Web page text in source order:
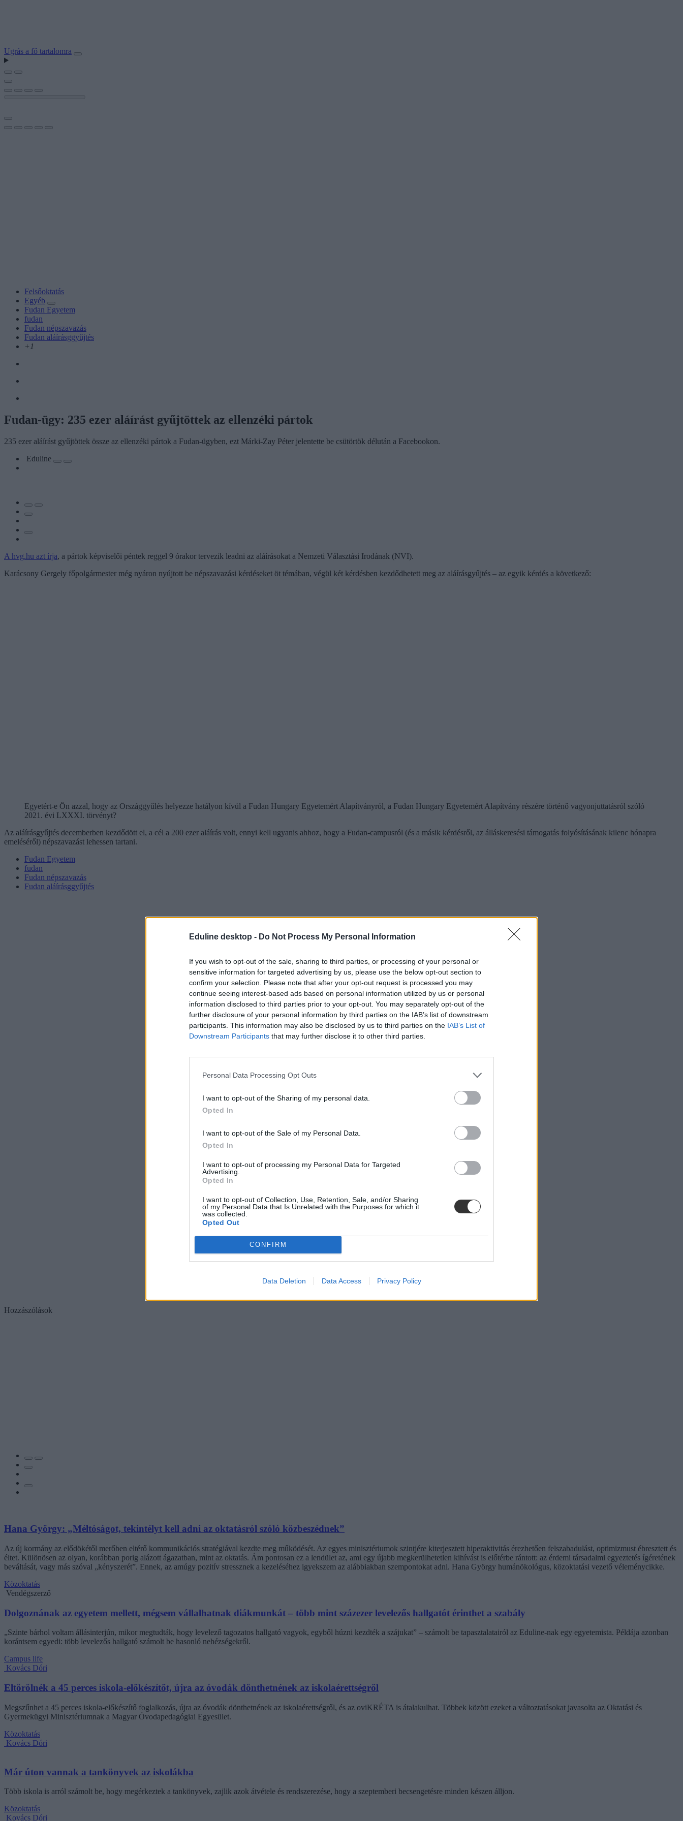
Eduline desktop - Do Not Process My Personal Information
If you wish to opt-out of the sale, sharing to third parties, or processing of your personal or
sensitive information for targeted advertising by us, please use the below opt-out section to
confirm your selection. Please note that after your opt-out request is processed you may
continue seeing interest-based ads based on personal information utilized by us or personal
information disclosed to third parties prior to your opt-out. You may separately opt-out of the
further disclosure of your personal information by third parties on the IAB’s list of downstream
participants. This information may also be disclosed by us to third parties on the IAB’s List of
Downstream Participants that may further disclose it to other third parties.
Personal Data Processing Opt Outs
I want to opt-out of the Sharing of my personal data.
Opted In
I want to opt-out of the Sale of my Personal Data.
Opted In
I want to opt-out of processing my Personal Data for Targeted
Advertising.
Opted In
I want to opt-out of Collection, Use, Retention, Sale, and/or Sharing
of my Personal Data that Is Unrelated with the Purposes for which it
was collected.
Opted Out
CONFIRM
Data Deletion Data Access Privacy Policy
Ugrás a fő tartalomra
Felsőoktatás
Egyéb
Fudan Egyetem
fudan
Fudan népszavazás
Fudan aláírásggyűjtés
+1
Fudan-ügy: 235 ezer aláírást gyűjtöttek az ellenzéki pártok
235 ezer aláírást gyűjtöttek össze az ellenzéki pártok a Fudan-ügyben, ezt Márki-Zay Péter jelentette be csütörtök délután a Facebookon.
Eduline
A hvg.hu azt írja, a pártok képviselői péntek reggel 9 órakor tervezik leadni az aláírásokat a Nemzeti Választási Irodának (NVI).
Karácsony Gergely főpolgármester még nyáron nyújtott be népszavazási kérdéseket öt témában, végül két kérdésben kezdődhetett meg az aláírásgyűjtés – az egyik kérdés a következő:
Egyetért-e Ön azzal, hogy az Országgyűlés helyezze hatályon kívül a Fudan Hungary Egyetemért Alapítványról, a Fudan Hungary Egyetemért Alapítvány részére történő vagyonjuttatásról szóló
2021. évi LXXXI. törvényt?
Az aláírásgyűjtés decemberben kezdődött el, a cél a 200 ezer aláírás volt, ennyi kell ugyanis ahhoz, hogy a Fudan-campusról (és a másik kérdésről, az álláskeresési támogatás folyósításának kilenc hónapra
emeléséről) népszavazást lehessen tartani.
Fudan Egyetem
fudan
Fudan népszavazás
Fudan aláírásggyűjtés
Hozzászólások
Hana György: „Méltóságot, tekintélyt kell adni az oktatásról szóló közbeszédnek”
Az új kormány az elődökétől merőben eltérő kommunikációs stratégiával kezdte meg működését. Az egyes minisztériumok szintjére kiterjesztett hiperaktivitás érezhetően felszabadulást, optimizmust ébresztett és
éltet. Különösen az olyan, korábban porig alázott ágazatban, mint az oktatás. Ám pontosan ez a lendület az, ami egy újabb megkerülhetetlen kihívást is előtérbe rántott: az érdemi társadalmi egyeztetés ígéretének
beváltását, vagy más szóval „kényszerét”. Ennek, az amúgy pozitív stressznek a kezeléséhez igyekszem az alábbiakban szempontokat adni. Hana György humánökológus, közoktatási vezető véleménycikke.
Közoktatás
Vendégszerző
Dolgoznának az egyetem mellett, mégsem vállalhatnak diákmunkát – több mint százezer levelezős hallgatót érinthet a szabály
„Szinte bárhol voltam állásinterjún, mikor megtudták, hogy levelező tagozatos hallgató vagyok, egyből húzni kezdték a szájukat” – számolt be tapasztalatairól az Eduline-nak egy egyetemista. Példája azonban
korántsem egyedi: több levelezős hallgató számolt be hasonló nehézségekről.
Campus life
Kovács Dóri
Eltörölnék a 45 perces iskola-előkészítőt, újra az óvodák dönthetnének az iskolaérettségről
Megszűnhet a 45 perces iskola-előkészítő foglalkozás, újra az óvodák dönthetnének az iskolaérettségről, és az oviKRÉTA is átalakulhat. Többek között ezeket a változtatásokat javasolta az Oktatási és
Gyermekügyi Minisztériumnak a Magyar Óvodapedagógiai Egyesület.
Közoktatás
Kovács Dóri
Már úton vannak a tankönyvek az iskolákba
Több iskola is arról számolt be, hogy megérkeztek a tankönyvek, zajlik azok átvétele és rendszerezése, hogy a szeptemberi becsengetésre minden készen álljon.
Közoktatás
Kovács Dóri